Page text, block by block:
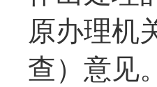
原办理机
查）意见。